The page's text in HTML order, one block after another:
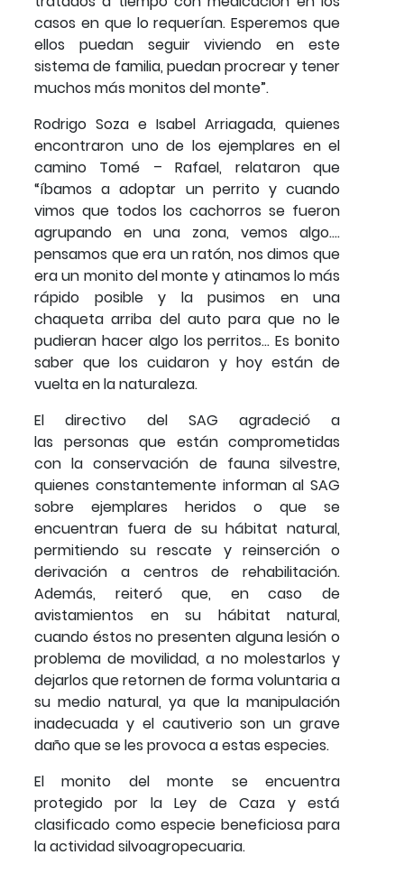
casos en que lo requerían. Esperemos que
ellos puedan seguir viviendo en este
sistema de familia, puedan procrear y tener
muchos más monitos del monte”.
Rodrigo Soza e Isabel Arriagada, quienes
encontraron uno de los ejemplares en el
camino Tomé – Rafael, relataron que
“íbamos a adoptar un perrito y cuando
vimos que todos los cachorros se fueron
agrupando en una zona, vemos algo….
pensamos que era un ratón, nos dimos que
era un monito del monte y atinamos lo más
rápido posible y la pusimos en una
chaqueta arriba del auto para que no le
pudieran hacer algo los perritos… Es bonito
saber que los cuidaron y hoy están de
vuelta en la naturaleza.
El directivo del SAG agradeció a
las personas que están comprometidas
con la conservación de fauna silvestre,
quienes constantemente informan al SAG
sobre ejemplares heridos o que se
encuentran fuera de su hábitat natural,
permitiendo su rescate y reinserción o
derivación a centros de rehabilitación.
Además, reiteró que, en caso de
avistamientos en su hábitat natural,
cuando éstos no presenten alguna lesión o
problema de movilidad, a no molestarlos y
dejarlos que retornen de forma voluntaria a
su medio natural, ya que la manipulación
inadecuada y el cautiverio son un grave
daño que se les provoca a estas especies.
El monito del monte se encuentra
protegido por la Ley de Caza y está
clasificado como especie beneficiosa para
la actividad silvoagropecuaria.